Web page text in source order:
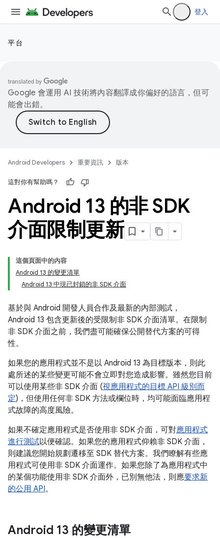
登入
平台
Google 會運用 AI 技術將內容翻譯成你偏好的語言，但可
能會出錯。
Android Developers 重要資訊 版本
這對你有幫助嗎？
Android 13 的非 SDK
介面限制更新
這個頁面中的內容
Android 13 的變更清單
Android 13 中現已封鎖的非 SDK 介面
基於與 Android 開發人員合作及最新的內部測試，
Android 13 包含更新後的受限制非 SDK 介面清單。在限制
非 SDK 介面之前，我們盡可能確保公開替代方案的可得
性。
如果您的應用程式並不是以 Android 13 為目標版本，則此
處所述的某些變更可能不會立即對您造成影響。雖然您目前
可以使用某些非 SDK 介面 (視應用程式的目標 API 級別而
定)，但使用任何非 SDK 方法或欄位時，均可能面臨應用程
式故障的高度風險。
如果不確定應用程式是否使用非 SDK 介面，可對應用程式
進行測試以便確認。如果您的應用程式仰賴非 SDK 介面，
則建議您開始規劃遷移至 SDK 替代方案。我們瞭解有些應
用程式可使用非 SDK 介面運作。如果您除了為應用程式中
的某個功能使用非 SDK 介面外，已別無他法，則應要求新
的公用 API。
Android 13 的變更清單